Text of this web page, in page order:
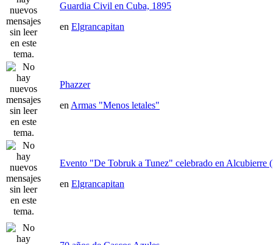
Guardia Civil en Cuba, 1895
en Elgrancapitan
Phazzer
en Armas "Menos letales"
Evento "De Tobruk a Tunez" celebrado en Alcubierre
en Elgrancapitan